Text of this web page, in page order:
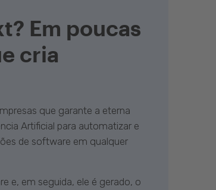
Em poucas
cria
que garante a eterna
Artificial para automatizar e
de software em qualquer
e, em seguida, ele é gerado, o